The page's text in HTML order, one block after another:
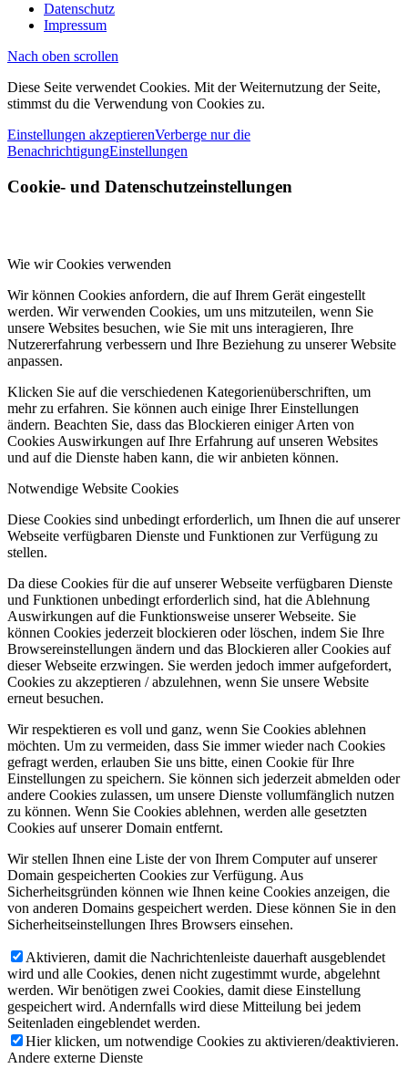
Datenschutz
Impressum
Nach oben scrollen
Diese Seite verwendet Cookies. Mit der Weiternutzung der Seite,
stimmst du die Verwendung von Cookies zu.
Einstellungen akzeptierenVerberge nur die
BenachrichtigungEinstellungen
Cookie- und Datenschutzeinstellungen
Wie wir Cookies verwenden
Wir können Cookies anfordern, die auf Ihrem Gerät eingestellt
werden. Wir verwenden Cookies, um uns mitzuteilen, wenn Sie
unsere Websites besuchen, wie Sie mit uns interagieren, Ihre
Nutzererfahrung verbessern und Ihre Beziehung zu unserer Website
anpassen.
Klicken Sie auf die verschiedenen Kategorienüberschriften, um
mehr zu erfahren. Sie können auch einige Ihrer Einstellungen
ändern. Beachten Sie, dass das Blockieren einiger Arten von
Cookies Auswirkungen auf Ihre Erfahrung auf unseren Websites
und auf die Dienste haben kann, die wir anbieten können.
Notwendige Website Cookies
Diese Cookies sind unbedingt erforderlich, um Ihnen die auf unserer
Webseite verfügbaren Dienste und Funktionen zur Verfügung zu
stellen.
Da diese Cookies für die auf unserer Webseite verfügbaren Dienste
und Funktionen unbedingt erforderlich sind, hat die Ablehnung
Auswirkungen auf die Funktionsweise unserer Webseite. Sie
können Cookies jederzeit blockieren oder löschen, indem Sie Ihre
Browsereinstellungen ändern und das Blockieren aller Cookies auf
dieser Webseite erzwingen. Sie werden jedoch immer aufgefordert,
Cookies zu akzeptieren / abzulehnen, wenn Sie unsere Website
erneut besuchen.
Wir respektieren es voll und ganz, wenn Sie Cookies ablehnen
möchten. Um zu vermeiden, dass Sie immer wieder nach Cookies
gefragt werden, erlauben Sie uns bitte, einen Cookie für Ihre
Einstellungen zu speichern. Sie können sich jederzeit abmelden oder
andere Cookies zulassen, um unsere Dienste vollumfänglich nutzen
zu können. Wenn Sie Cookies ablehnen, werden alle gesetzten
Cookies auf unserer Domain entfernt.
Wir stellen Ihnen eine Liste der von Ihrem Computer auf unserer
Domain gespeicherten Cookies zur Verfügung. Aus
Sicherheitsgründen können wie Ihnen keine Cookies anzeigen, die
von anderen Domains gespeichert werden. Diese können Sie in den
Sicherheitseinstellungen Ihres Browsers einsehen.
Aktivieren, damit die Nachrichtenleiste dauerhaft ausgeblendet
wird und alle Cookies, denen nicht zugestimmt wurde, abgelehnt
werden. Wir benötigen zwei Cookies, damit diese Einstellung
gespeichert wird. Andernfalls wird diese Mitteilung bei jedem
Seitenladen eingeblendet werden.
Hier klicken, um notwendige Cookies zu aktivieren/deaktivieren.
Andere externe Dienste